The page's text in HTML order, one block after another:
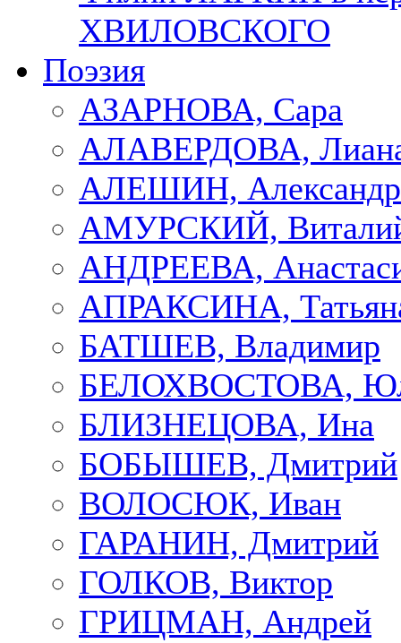
ХВИЛОВСКОГО
Поэзия
АЗАРНОВА, Сара
АЛАВЕРДОВА,
АЛЕШИН, Александр
АМУРСКИЙ,
АНДРЕЕВА,
АПРАКСИНА,
БАТШЕВ, Владимир
БЕЛОХВОСТОВА,
БЛИЗНЕЦОВА, Ина
БОБЫШЕВ, Дмитрий
ВОЛОСЮК, Иван
ГАРАНИН, Дмитрий
ГОЛКОВ, Виктор
ГРИЦМАН, Андрей